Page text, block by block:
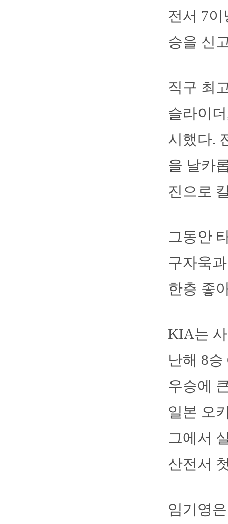
전서 7
승을 신
직구 최
슬라이
시했다.
을 날카
진으로
그동안
구자욱
한층 좋
KIA는
난해 8
우승에
일본 오
그에서
산전서
임기영